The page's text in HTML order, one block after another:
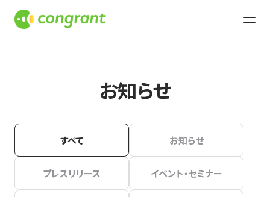
お知らせ
すべて お知らせ
プレスリリース イベント・セミナー